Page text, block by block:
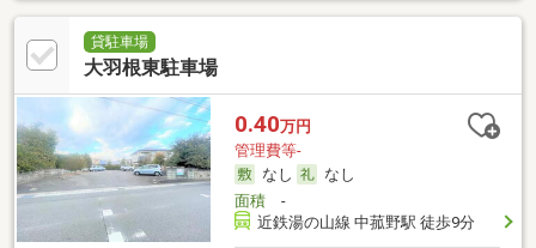
貸駐車場
大羽根東駐車場
0.40万円
管理費等-
なし
なし
面積-
近鉄湯の山線 中菰野駅 徒歩9分